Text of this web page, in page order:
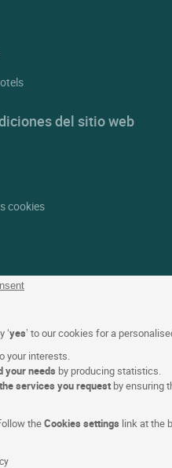
‘yes’ to our cookies for a
your interests.
your needs by producing statistics.
services you request by ensuring
theCookies settings link at the
del sitio web
cookies
Instagram